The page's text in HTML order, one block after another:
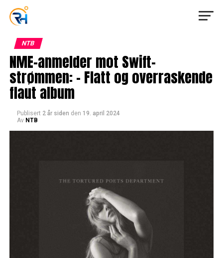
NTB
NME-anmelder mot Swift-
strømmen: – Flatt og overraskende
flaut album
Publisert 2 år siden den 19. april 2024
Av NTB